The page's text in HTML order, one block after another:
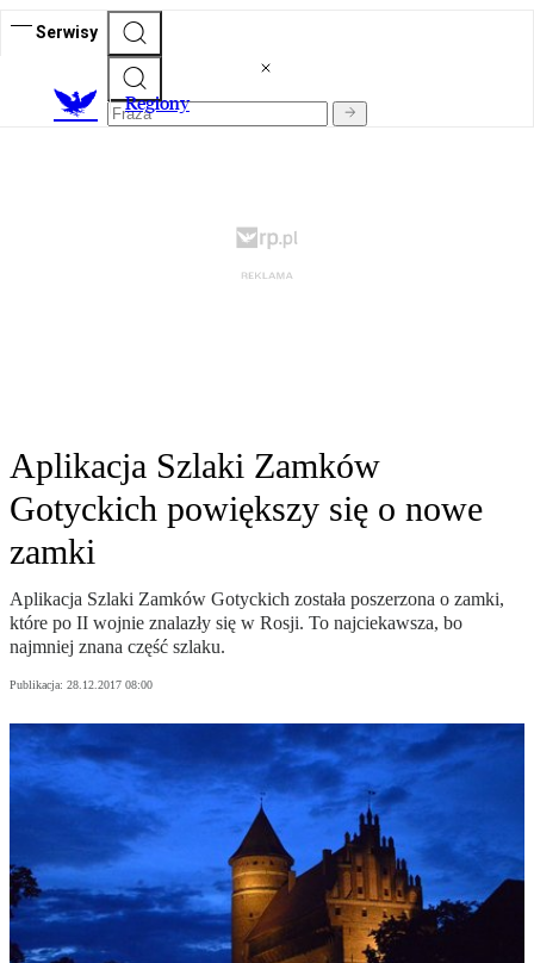
Serwisy
Regiony
Aplikacja Szlaki Zamków
Gotyckich powiększy się o nowe
zamki
Aplikacja Szlaki Zamków Gotyckich została poszerzona o zamki,
które po II wojnie znalazły się w Rosji. To najciekawsza, bo
najmniej znana część szlaku.
Publikacja: 28.12.2017 08:00